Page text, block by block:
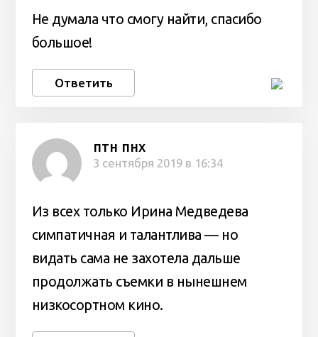
Не думала что смогу найти, спасибо
большое!
Ответить
птн пнх
3 сентября 2019 в 16:34
Из всех только Ирина Медведева
симпатичная и талантлива — но
видать сама не захотела дальше
продолжать съемки в нынешнем
низкосортном кино.